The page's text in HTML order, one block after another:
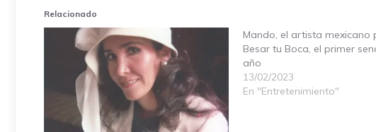
Relacionado
Mando, el artista mexicano
Besar tu Boca, el primer
año
13/02/2023
En "Entretenimiento"